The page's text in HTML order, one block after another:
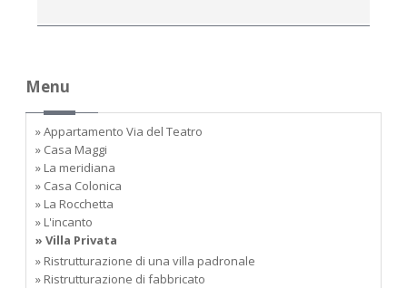
Menu
» Appartamento Via del Teatro
» Casa Maggi
» La meridiana
» Casa Colonica
» La Rocchetta
» L'incanto
» Villa Privata
» Ristrutturazione di una villa padronale
» Ristrutturazione di fabbricato